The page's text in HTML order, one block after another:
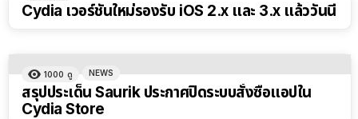
Cydia เวอร์ชันใหม่รองรับ iOS 2.x และ 3.x แล้ววันนี้
1000 ดู NEWS
สรุปประเด็น Saurik ประกาศปิดระบบสั่งซื้อแอปใน
Cydia Store